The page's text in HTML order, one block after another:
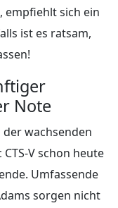
empfiehlt sich ein
ist es ratsam,
Note
wachsenden
V schon heute
Umfassende
sorgen nicht